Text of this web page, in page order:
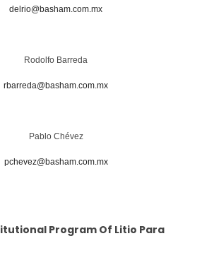
delrio@basham.com.mx
Rodolfo Barreda
rbarreda@basham.com.mx
Pablo Chévez
pchevez@basham.com.mx
Program Of Litio Para